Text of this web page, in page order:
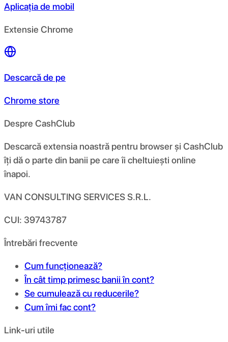
Aplicația de mobil
Extensie Chrome
Descarcă de pe
Chrome store
Despre CashClub
Descarcă extensia noastră pentru browser și CashClub
îți dă o parte din banii pe care îi cheltuiești online
înapoi.
VAN CONSULTING SERVICES S.R.L.
CUI: 39743787
Întrebări frecvente
Cum funcționează?
În cât timp primesc banii în cont?
Se cumulează cu reducerile?
Cum îmi fac cont?
Link-uri utile